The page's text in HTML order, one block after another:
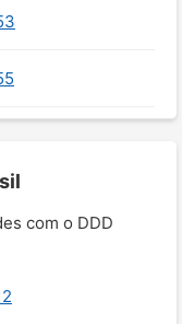
com o DDD